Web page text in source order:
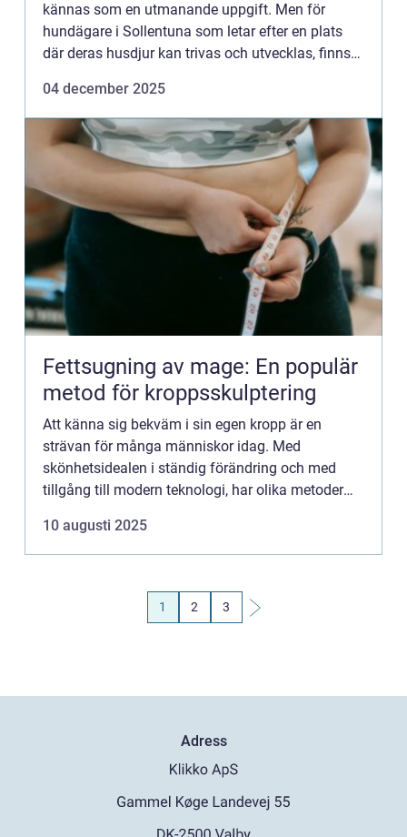
kännas som en utmanande uppgift. Men för
hundägare i Sollentuna som letar efter en plats
där deras husdjur kan trivas och utvecklas, finns
04 december 2025
Fettsugning av mage: En populär
metod för kroppsskulptering
Att känna sig bekväm i sin egen kropp är en
strävan för många människor idag. Med
skönhetsidealen i ständig förändring och med
tillgång till modern teknologi, har olika metoder
10 augusti 2025
1 2 3
Adress